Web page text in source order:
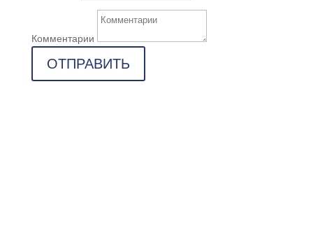
Комментарии
ОТПРАВИТЬ